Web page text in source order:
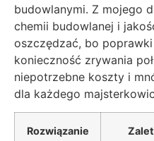
budowlanymi. Z mojego
chemii budowlanej i
oszczędzać, bo
konieczność zrywania
niepotrzebne koszty i
dla każdego
Rozwiązanie